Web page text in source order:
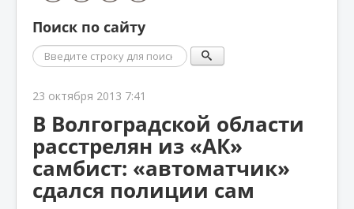
Поиск по сайту
Поиск
23 октября 2013 7:41
В Волгоградской области
расстрелян из «АК»
самбист: «автоматчик»
сдался полиции сам